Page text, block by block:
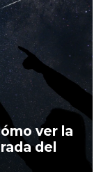
ver la
del